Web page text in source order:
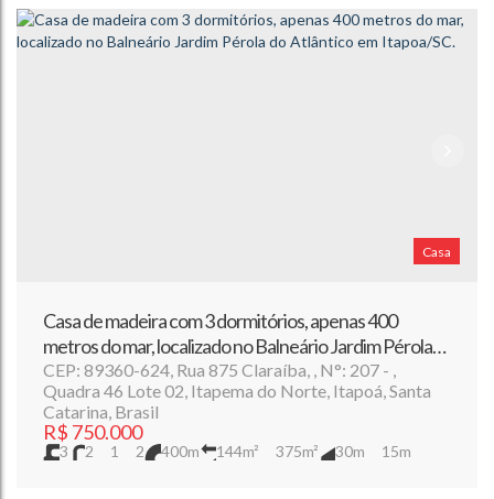
Casa
Casa de madeira com 3 dormitórios, apenas 400
metros do mar, localizado no Balneário Jardim Pérola
do Atlântico em Itapoa/SC.
R$ 750.000
CEP: 89360-624, Rua 875 Claraíba , N°: 207
,
Quadra 46 Lote 02, Itapema do Norte, Itapoá,Santa
Catarina, Brasil
3 2 1 2 400m 144m² 375m² 30m 15m